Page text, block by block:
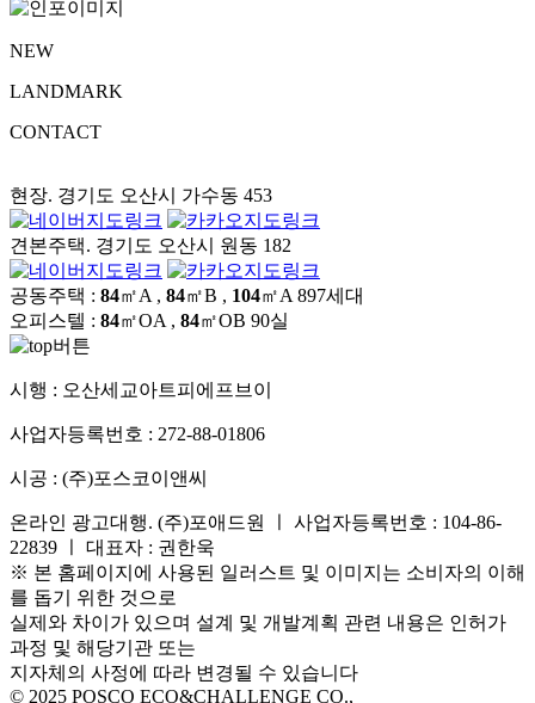
NEW
LANDMARK
CONTACT
현장. 경기도 오산시 가수동 453
견본주택. 경기도 오산시 원동 182
공동주택 : 84㎡A , 84㎡B , 104㎡A897세대
오피스텔 : 84㎡OA , 84㎡OB 90실
시행 : 오산세교아트피에프브이
사업자등록번호 : 272-88-01806
시공 : (주)포스코이앤씨
온라인 광고대행. (주)포애드원 ㅣ 사업자등록번호 : 104-86-
22839 ㅣ 대표자 : 권한욱
※ 본 홈페이지에 사용된 일러스트 및 이미지는 소비자의 이해
를 돕기 위한 것으로
실제와 차이가 있으며 설계 및 개발계획 관련 내용은 인허가
과정 및 해당기관 또는
지자체의 사정에 따라 변경될 수 있습니다
© 2025 POSCO ECO&CHALLENGE CO.,